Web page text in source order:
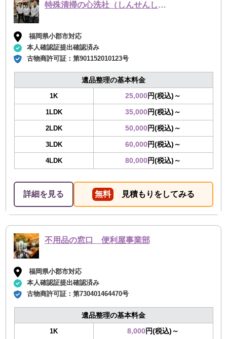
特殊清掃の心洗社（しんせんしゃ）
福岡県小郡市対応
本人確認証提出確認済み
古物商許可証：第901152010123号
遺品整理の基本料金
1K 25,000円(税込)～
1LDK 35,000円(税込)～
2LDK 50,000円(税込)～
3LDK 60,000円(税込)～
4LDK 80,000円(税込)～
詳細を見る 無料 見積もりをしてみる
不用品の窓口 便利屋事業部
福岡県小郡市対応
本人確認証提出確認済み
古物商許可証：第730401464470号
遺品整理の基本料金
1K 8,000円(税込)～